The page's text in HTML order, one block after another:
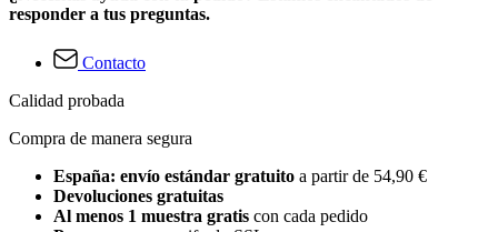
responder a tus preguntas.
Contacto
Calidad probada
Compra de manera segura
España: envío estándar gratuito a partir de 54,90 €
Devoluciones gratuitas
Al menos 1 muestra gratis con cada pedido